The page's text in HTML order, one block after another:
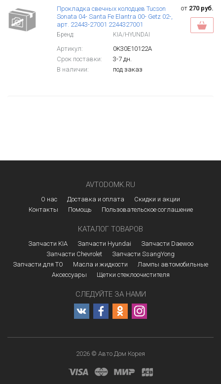
Прокладка свечных колодцев Tucson
Sonata 04- Santa Fe Elantra 00- Getz 02-,
арт. 22443-27001 2244327001
Бренд: KIA/HYUNDAI
Артикул:
0K30E10122A
Срок поставки:
3-7 дн.
В наличии:
под заказ
от 270 руб.
AVTODOMK.RU
О нас Доставка и оплата
Скидки и акции
Контакты
Помощь Пользовательское соглашение
КАТАЛОГ ТОВАРОВ
Запчасти KIA Запчасти Hyundai
Запчасти Daewoo
Запчасти Chevrolet
Запчасти SsangYong
Запчасти для ТО
Масла и жидкости
Лампы автомобильные
Аксессуары
Щетки стеклоочистителя
СЛЕДУЙТЕ ЗА НАМИ
2026 © Авто Дом Корея